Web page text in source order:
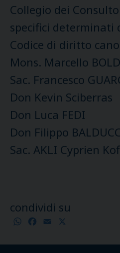
Collegio dei
specifici determinati
Codice di diritto
Mons. Marcello
Sac. Francesco
Don Kevin Sciberras
Don Luca FEDI
Don Filippo
Sac. AKLI Cyprien
condividi su
WhatsApp
Facebook
Email